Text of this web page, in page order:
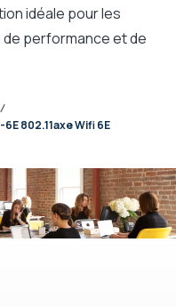
802.11axe Wifi 6E
idéale pour les
performance et de